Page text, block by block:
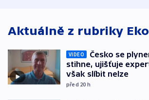
Aktuálně z rubriky
VIDEO
Česko se
stihne, ujišťuje
však slíbit nelze
před 20 h